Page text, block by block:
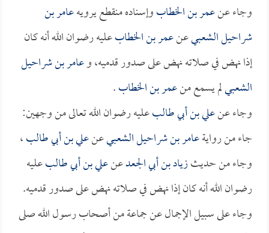
وجاء عنعمر بن الخطابوإسناده منقطع يرويهعامر بن
شراحيل الشعبيعنعمر بن الخطابعليه رضوان الله أنه كان
إذا نهض في صلاته نهض على صدور قدميه، وعامر بن شراحيل
الشعبيلم يسمع منعمر بن الخطاب.
وجاء عنعلي بن أبي طالبعليه رضوان الله تعالى من وجهين:
جاء من روايةعامر بن شراحيل الشعبيعنعلي بن أبي طالب،
وجاء من حديثزياد بن أبي الجعدعنعلي بن أبي طالبعليه
رضوان الله أنه كان إذا نهض في صلاته نهض على صدور قدميه.
وجاء على سبيل الإجمال عن جماعة من أصحاب رسول الله صلى